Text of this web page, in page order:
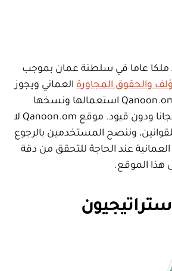
عاما في سلطنة عمان بموجب
والحقوق المجاورة العماني ويجوز
لمستخدمي موقع Qanoon.om استعمالها ونسخها
ونشرها وترجمتها مجانا ودون قيود. موقع Qanoon.om لا
وننصح المستخدمين بالرجوع
العمانية عند الحاجة للتحقق من دقة
هذا الموقع.